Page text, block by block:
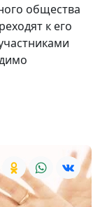
общества
к его